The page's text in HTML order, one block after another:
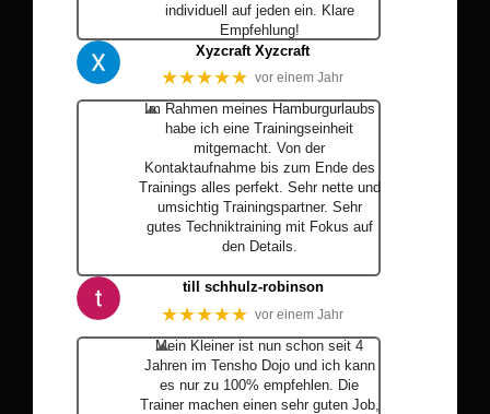
individuell auf jeden ein. Klare
Empfehlung!
Xyzcraft Xyzcraft
★★★★★ vor einem Jahr
Im Rahmen meines Hamburgurlaubs
habe ich eine Trainingseinheit
mitgemacht. Von der
Kontaktaufnahme bis zum Ende des
Trainings alles perfekt. Sehr nette und
umsichtig Trainingspartner. Sehr
gutes Techniktraining mit Fokus auf
den Details.
till schhulz-robinson
★★★★★ vor einem Jahr
Mein Kleiner ist nun schon seit 4
Jahren im Tensho Dojo und ich kann
es nur zu 100% empfehlen. Die
Trainer machen einen sehr guten Job,